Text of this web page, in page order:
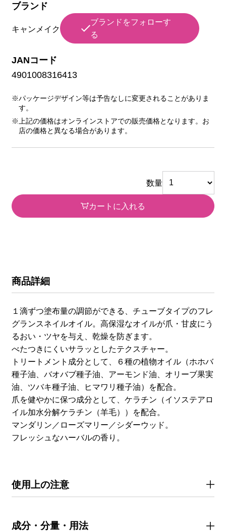
ブランド
キャンメイク
ブランドをフォローす
る
JANコード
4901008316413
※パッケージデザイン等は予告なしに変更されることがありま
す。
※上記の価格はオンラインストアでの販売価格となります。お
店の価格と異なる場合があります。
数量
カートに入れる
商品詳細
１滴ずつ塗布量の調節ができる、チューブタイプのフレ
グランスネイルオイル。高保湿なオイルが爪・甘皮にう
るおい・ツヤを与え、乾燥を防ぎます。
べたつきにくいサラッとしたテクスチャー。
トリートメント成分として、６種の植物オイル（ホホバ
種子油、バオバブ種子油、アーモンド油、オリーブ果実
油、ツバキ種子油、ヒマワリ種子油）を配合。
爪を健やかに保つ成分として、ケラチン（イソステアロ
イル加水分解ケラチン（羊毛））を配合。
マンダリン／ローズマリー／シダーウッド。
フレッシュなハーバルの香り。
使用上の注意
成分・分量・用法